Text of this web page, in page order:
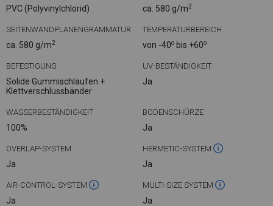
PVC (Polyvinylchlorid) ca. 580 g/m2
SEITENWANDPLANENGRAMMATUR
ca. 580 g/m2
TEMPERATURBEREICH
von -40o bis +60o
BEFESTIGUNG
Solide Gummischlaufen +
Klettverschlussbänder
UV-BESTÄNDIGKEIT
Ja
WASSERBESTÄNDIGKEIT
100%
BODENSCHÜRZE
Ja
OVERLAP-SYSTEM
Ja
HERMETIC-SYSTEM
Ja
AIR-CONTROL-SYSTEM
Ja
MULTI-SIZE SYSTEM
Ja